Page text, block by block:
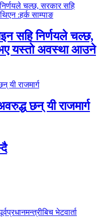
सहि निर्णयले चल्छ,
यस्तो अवस्था आउने
छन् यी राजमार्ग